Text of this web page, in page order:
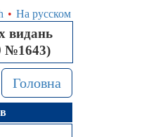
• На русском
видань
№1643)
Головна